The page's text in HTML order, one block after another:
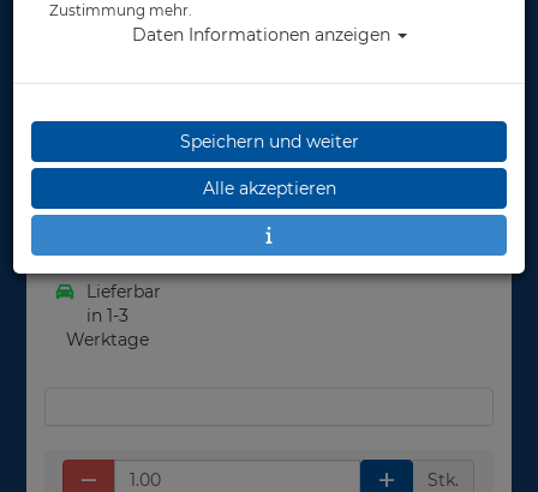
Herstellerpreis: 8,00 €
8,00 €
Lieferbar
in 1-3
Werktage
Stk.
Zustimmung mehr.
Daten Informationen anzeigen
Speichern und weiter
Alle akzeptieren